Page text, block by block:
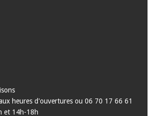
heures d'ouvertures ou 06 70 17 66 61
et 14h-18h